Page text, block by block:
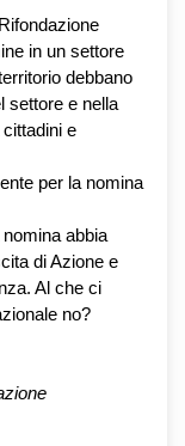
in un settore
debbano
settore e nella
e
per la nomina
abbia
di Azione e
Al che ci
no?